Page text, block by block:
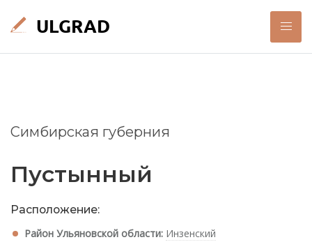
Симбирская губерния
Пустынный
Расположение:
Район Ульяновской области: Инзенский